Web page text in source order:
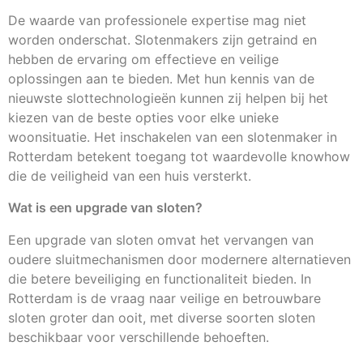
De waarde van professionele expertise mag niet
worden onderschat. Slotenmakers zijn getraind en
hebben de ervaring om effectieve en veilige
oplossingen aan te bieden. Met hun kennis van de
nieuwste slottechnologieën kunnen zij helpen bij het
kiezen van de beste opties voor elke unieke
woonsituatie. Het inschakelen van een slotenmaker in
Rotterdam betekent toegang tot waardevolle knowhow
die de veiligheid van een huis versterkt.
Wat is een upgrade van sloten?
Een upgrade van sloten omvat het vervangen van
oudere sluitmechanismen door modernere alternatieven
die betere beveiliging en functionaliteit bieden. In
Rotterdam is de vraag naar veilige en betrouwbare
sloten groter dan ooit, met diverse soorten sloten
beschikbaar voor verschillende behoeften.